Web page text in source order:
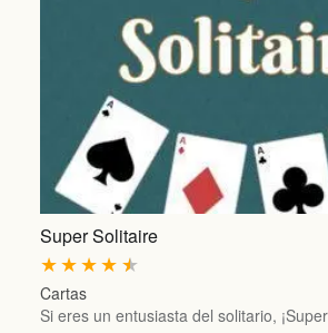
Super Solitaire
★
★
★
★
★
Cartas
Si eres un entusiasta del solitario,